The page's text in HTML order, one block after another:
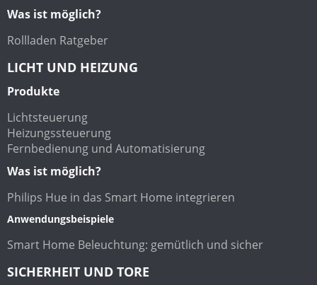
Was ist möglich?
Rollladen Ratgeber
LICHT UND HEIZUNG
Produkte
Lichtsteuerung
Heizungssteuerung
Fernbedienung und Automatisierung
Was ist möglich?
Philips Hue in das Smart Home integrieren
Anwendungsbeispiele
Smart Home Beleuchtung: gemütlich und sicher
SICHERHEIT UND TORE